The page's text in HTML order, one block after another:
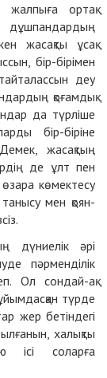
жалпыға ортақ
жасақты ұсақ
бір-бірімен
деу
қоғамдық
да түрліше
бір-біріне
жасақтың
де ұлт пен
өзара көмектесу
мен қоян-
дүниелік әрі
пәрменділік
Ол сондай-ақ
түрде
жер бетіндегі
халықты
ісі соларға